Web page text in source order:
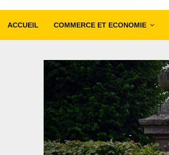
ACCUEIL COMMERCE ET ECONOMIE